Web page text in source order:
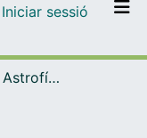
tot el DD
Iniciar sessió (current)
Física Quàntica i Astrofísica